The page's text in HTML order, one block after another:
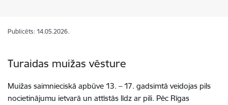
Publicēts: 14.05.2026.
Turaidas muižas vēsture
Muižas saimnieciskā apbūve 13. – 17. gadsimtā veidojas pils
nocietinājumu ietvarā un attīstās līdz ar pili. Pēc Rīgas